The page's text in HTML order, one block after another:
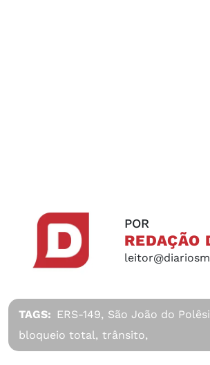
POR
REDAÇÃO
TAGS: ERS-149, São João do
bloqueio total, trânsito,